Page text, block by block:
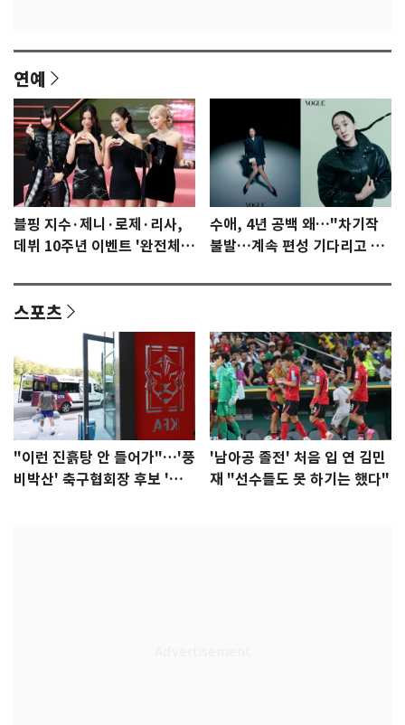
연예
블핑 지수·제니·로제·리사,
데뷔 10주년 이벤트 '완전체'
수애, 4년 공백 왜…"차기작
불발…계속 편성 기다리고 있
스포츠
"이런 진흙탕 안 들어가"…'풍
비박산' 축구협회장 후보 '실
'남아공 졸전' 처음 입 연 김민
재 "선수들도 못 하기는 했다"